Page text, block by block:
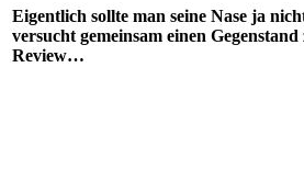
Eigentlich sollte man seine Nase ja
versucht gemeinsam einen
Review…